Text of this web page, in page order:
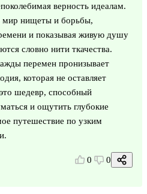
верность идеалам.
мир нищеты и борьбы,
и показывая живую душу
словно нити ткачества.
перемен пронизывает
которая не оставляет
шедевр, способный
и ощутить глубокие
путешествие по узким
0 0